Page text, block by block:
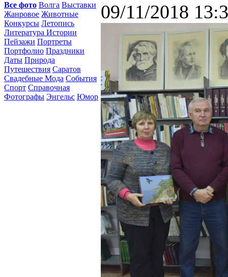
Все фото Волга Выставки
Жанровое Животные
Конкурсы Летопись
Литература Истории
Пейзажи Портреты
Портфолио Праздники
Даты Природа
Путешествия Саратов
Свадебные Мода События
Спорт Справочная
Фотографы Энгельс Юмор
09/11/2018